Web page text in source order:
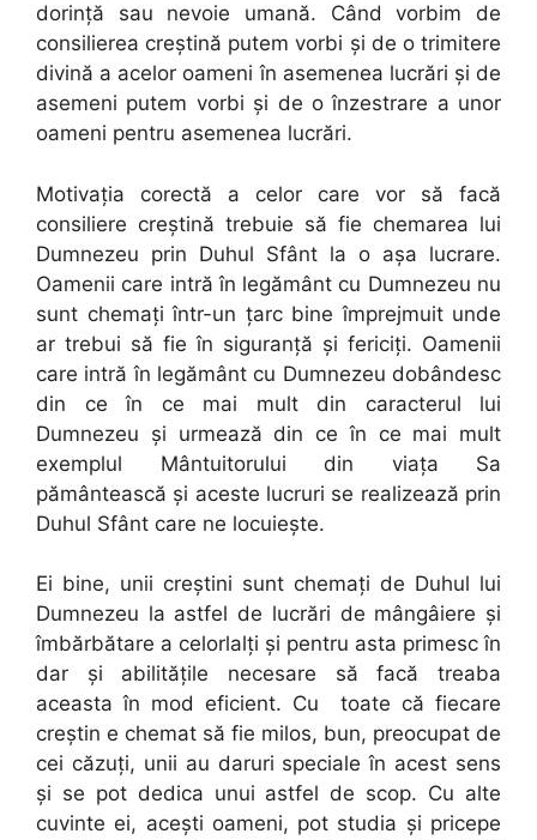
dorinţă sau nevoie umană. Când vorbim de
consilierea creştină putem vorbi şi de o trimitere
divină a acelor oameni în asemenea lucrări şi de
asemeni putem vorbi şi de o înzestrare a unor
oameni pentru asemenea lucrări.
Motivaţia corectă a celor care vor să facă
consiliere creştină trebuie să fie chemarea lui
Dumnezeu prin Duhul Sfânt la o aşa lucrare.
Oamenii care intră în legământ cu Dumnezeu nu
sunt chemaţi într-un ţarc bine împrejmuit unde
ar trebui să fie în siguranţă şi fericiţi. Oamenii
care intră în legământ cu Dumnezeu dobândesc
din ce în ce mai mult din caracterul lui
Dumnezeu şi urmează din ce în ce mai mult
exemplul Mântuitorului din viaţa Sa
pământească şi aceste lucruri se realizează prin
Duhul Sfânt care ne locuieşte.
Ei bine, unii creştini sunt chemaţi de Duhul lui
Dumnezeu la astfel de lucrări de mângâiere şi
îmbărbătare a celorlalţi şi pentru asta primesc în
dar şi abilităţile necesare să facă treaba
aceasta în mod eficient. Cu toate că fiecare
creştin e chemat să fie milos, bun, preocupat de
cei căzuţi, unii au daruri speciale în acest sens
şi se pot dedica unui astfel de scop. Cu alte
cuvinte ei, aceşti oameni, pot studia şi pricepe